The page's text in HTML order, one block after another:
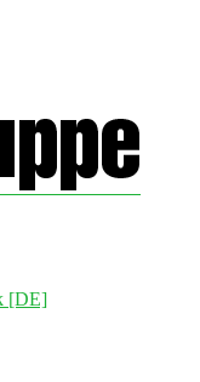
[DE]